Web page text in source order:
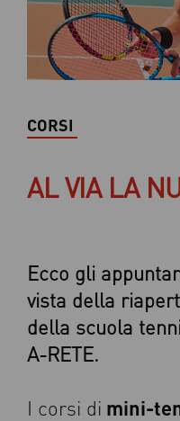
CORSI
AL VIA LA
Ecco gli
vista della
della scuola
A-RETE.
I corsi di mini-